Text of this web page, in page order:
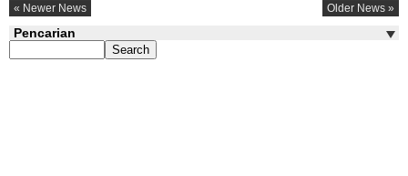
« Newer News Older News »
Pencarian